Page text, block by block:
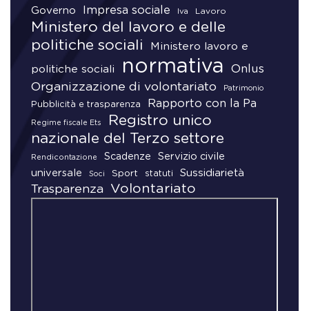
Governo Impresa sociale Iva Lavoro
Ministero del lavoro e delle
politiche sociali
Ministero lavoro e
politiche sociali normativa Onlus
Organizzazione di volontariato Patrimonio
Pubblicità e trasparenza Rapporto con la Pa
Regime fiscale Ets
Registro unico
nazionale del Terzo settore
Rendicontazione Scadenze
Servizio civile
universale
Soci Sport statuti Sussidiarietà
Trasparenza Volontariato